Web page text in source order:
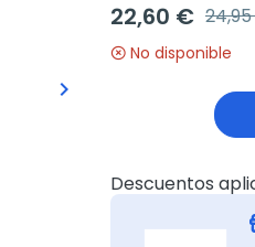
Siguiente
keyboard_arrow_right
22,60 €
No disponible
Descuentos